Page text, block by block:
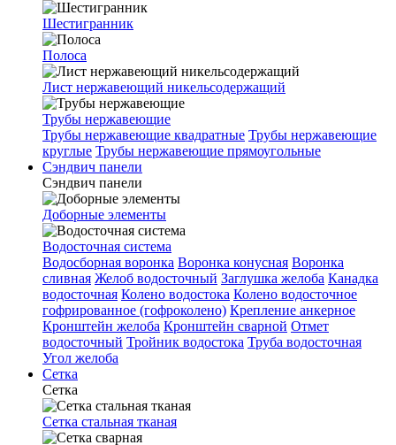
Шестигранник
Полоса
Лист нержавеющий никельсодержащий
Трубы нержавеющие
Трубы нержавеющие квадратные Трубы нержавеющие
круглые Трубы нержавеющие прямоугольные
Сэндвич панели
Сэндвич панели
Доборные элементы
Водосточная система
Водосборная воронка Воронка конусная Воронка
сливная Желоб водосточный Заглушка желоба Канадка
водосточная Колено водостока Колено водосточное
гофрированное (гофроколено) Крепление анкерное
Кронштейн желоба Кронштейн сварной Отмет
водосточный Тройник водостока Труба водосточная
Угол желоба
Сетка
Сетка
Сетка стальная тканая